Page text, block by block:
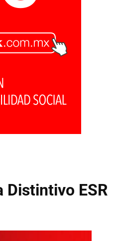
Distintivo ESR